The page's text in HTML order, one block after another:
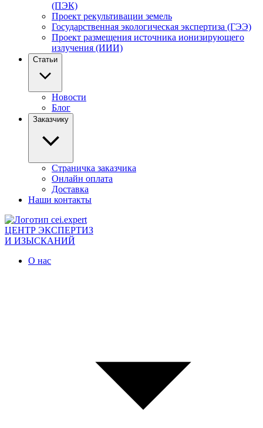
(ПЭК)
Проект рекультивации земель
Государственная экологическая экспертиза (ГЭЭ)
Проект размещения источника ионизирующего
излучения (ИИИ)
Статьи
Новости
Блог
Заказчику
Страничка заказчика
Онлайн оплата
Доставка
Наши контакты
ЦЕНТР ЭКСПЕРТИЗ
И ИЗЫСКАНИЙ
О нас